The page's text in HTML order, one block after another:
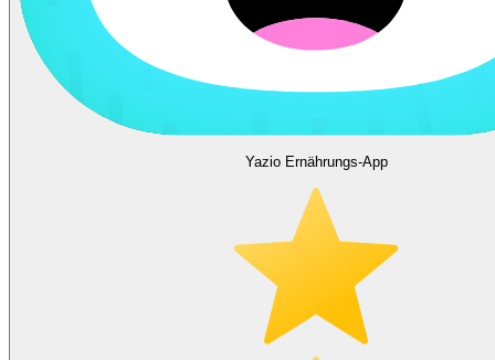
Yazio Ernährungs-App